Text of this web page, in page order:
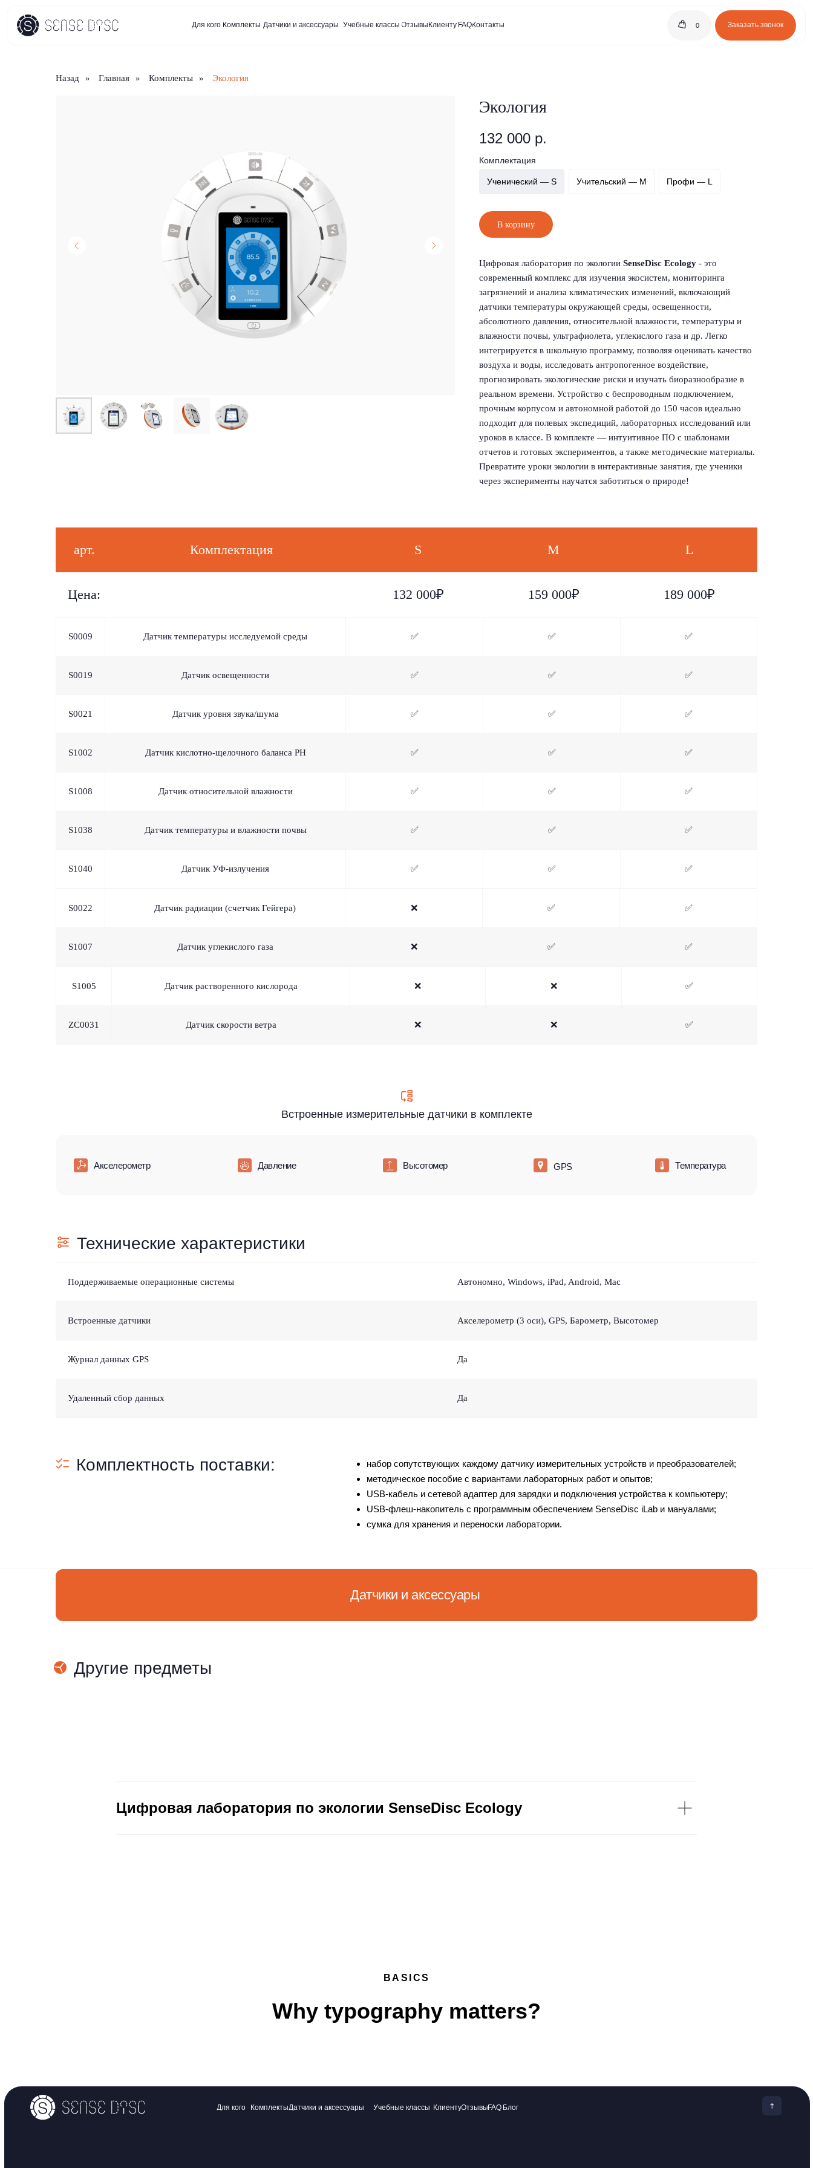
Заказать звонок
Для кого Комплекты Датчики и аксессуары Учебные классыОтзывыКлиентуFAQКонтакты
Назад » Главная » Комплекты » Экология
Экология
132 000 р.
Комплектация
Ученический — S Учительский — M Профи — L
В корзину
Цифровая лаборатория по экологии SenseDisc Ecology - это
современный комплекс для изучения экосистем, мониторинга
загрязнений и анализа климатических изменений, включающий
датчики температуры окружающей среды, освещенности,
абсолютного давления, относительной влажности, температуры и
влажности почвы, ультрафиолета, углекислого газа и др. Легко
интегрируется в школьную программу, позволяя оценивать качество
воздуха и воды, исследовать антропогенное воздействие,
прогнозировать экологические риски и изучать биоразнообразие в
реальном времени. Устройство с беспроводным подключением,
прочным корпусом и автономной работой до 150 часов идеально
подходит для полевых экспедиций, лабораторных исследований или
уроков в классе. В комплекте — интуитивное ПО с шаблонами
отчетов и готовых экспериментов, а также методические материалы.
Превратите уроки экологии в интерактивные занятия, где ученики
через эксперименты научатся заботиться о природе!
арт. Комплектация S M L
Цена: 132 000₽ 159 000₽ 189 000₽
S0009 Датчик температуры исследуемой среды ✅ ✅ ✅
S0019 Датчик освещенности ✅ ✅ ✅
S0021 Датчик уровня звука/шума ✅ ✅ ✅
S1002 Датчик кислотно-щелочного баланса PH ✅ ✅ ✅
S1008 Датчик относительной влажности ✅ ✅ ✅
S1038 Датчик температуры и влажности почвы ✅ ✅ ✅
S1040 Датчик УФ-излучения ✅ ✅ ✅
S0022 Датчик радиации (счетчик Гейгера) ❌ ✅ ✅
S1007 Датчик углекислого газа ❌ ✅ ✅
S1005 Датчик растворенного кислорода ❌ ❌ ✅
ZC0031 Датчик скорости ветра ❌ ❌ ✅
Встроенные измерительные датчики в комплекте
GPS
Давление Высотомер Температура
Акселерометр
Технические характеристики
Поддерживаемые операционные системы Автономно, Windows, iPad, Android, Mac
Встроенные датчики Акселерометр (3 оси), GPS, Барометр, Высотомер
Журнал данных GPS Да
Удаленный сбор данных Да
набор сопутствующих каждому датчику измерительных устройств и преобразователей;
методическое пособие с вариантами лабораторных работ и опытов;
USB-кабель и сетевой адаптер для зарядки и подключения устройства к компьютеру;
USB-флеш-накопитель с программным обеспечением SenseDisc iLab и мануалами;
сумка для хранения и переноски лаборатории.
Комплектность поставки:
Датчики и аксессуары
Другие предметы
Цифровая лаборатория по экологии SenseDisc Ecology
BASICS
Why typography matters?
Поддержка клиентов
Получить методическое пособие